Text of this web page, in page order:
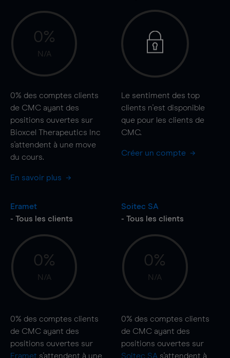
0%
N/A
0% des comptes clients
de CMC ayant des
positions ouvertes sur
Bioxcel Therapeutics Inc
s'attendent à une move
du cours.
En savoir plus
Le sentiment des top
clients n'est disponible
que pour les clients de
CMC.
Créer un compte
Eramet
- Tous les clients
0%
N/A
0% des comptes clients
de CMC ayant des
positions ouvertes sur
Eramet s'attendent à une
Soitec SA
- Tous les clients
0%
N/A
0% des comptes clients
de CMC ayant des
positions ouvertes sur
Soitec SA s'attendent à